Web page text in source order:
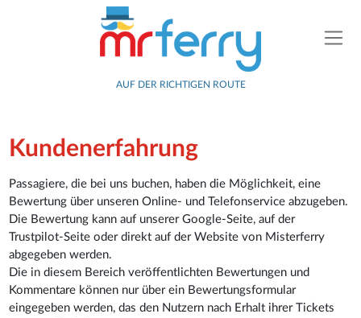
AUF DER RICHTIGEN ROUTE
Kundenerfahrung
Passagiere, die bei uns buchen, haben die Möglichkeit, eine
Bewertung über unseren Online- und Telefonservice abzugeben.
Die Bewertung kann auf unserer Google-Seite, auf der
Trustpilot-Seite oder direkt auf der Website von Misterferry
abgegeben werden.
Die in diesem Bereich veröffentlichten Bewertungen und
Kommentare können nur über ein Bewertungsformular
eingegeben werden, das den Nutzern nach Erhalt ihrer Tickets